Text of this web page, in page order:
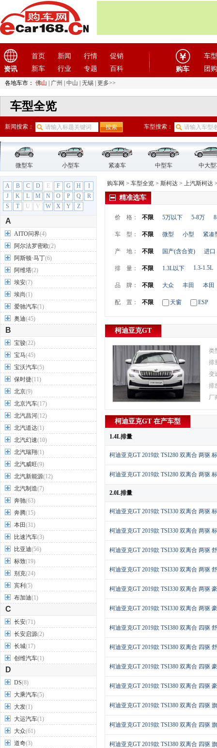
资讯
首页 新闻 行情
促销
新车
行业 专题 百科 购车
车型
团购
各地车市： 佛山 广州 中山 无锡 更多>>
车型全览
新闻搜索： 车型搜索：
微型车 小型车 紧凑车 中型车 中大
A B C D E F G H
I
J
K L M N O P Q
R
S
T U V W X Y Z
A
AITO问界(4)
阿尔法罗密欧(2)
阿斯顿·马丁(6)
阿维塔(2)
埃安(7)
埃尚(1)
爱驰汽车(1)
奥迪(45)
B
宝骏(22)
宝马(45)
宝沃汽车(5)
保时捷(11)
北京(9)
北京汽车(17)
北汽昌河(12)
北汽道达(1)
北汽幻速(10)
北汽瑞翔(1)
北汽威旺(9)
北汽新能源(12)
北汽制造(7)
奔驰(63)
奔腾(15)
本田(31)
比速汽车(3)
比亚迪(56)
标致(19)
别克(24)
宾利 (5)
布加迪(1)
C
长安(71)
长安启源(2)
长城(17)
创维汽车(1)
D
DS(8)
大乘汽车(5)
大发(1)
大运汽车(1)
大众(61)
道奇(3)
购车网 > 车型全览 > 斯柯达 > 上汽斯柯达
精准选车
价 格： 不限 5万以下 5-8万
车 型： 不限 微型 小型 紧凑
产 地： 不限 国产(含合资) 进口
排 量： 不限 1.3L以下 1.3-1.5L
品 牌： 不限 大众 丰田 本田
配 置： 不限 天窗 ESP
柯迪亚克GT
类
排
变
排
厂
柯迪亚克GT 在产车型
1.4L排量
柯迪亚克GT 2019款 TSI280 双离合 两驱
柯迪亚克GT 2019款 TSI280 双离合 两驱
2.0L排量
柯迪亚克GT 2019款 TSI330 双离合 两驱
柯迪亚克GT 2019款 TSI330 双离合 两驱
柯迪亚克GT 2019款 TSI330 双离合 两驱
柯迪亚克GT 2019款 TSI330 双离合 两驱
柯迪亚克GT 2019款 TSI330 双离合 两驱
柯迪亚克GT 2019款 TSI330 双离合 两驱
柯迪亚克GT 2019款 TSI380 双离合 四驱
柯迪亚克GT 2019款 TSI380 双离合 四驱
柯迪亚克GT 2019款 TSI380 双离合 四驱
柯迪亚克GT 2019款 TSI380 双离合 四驱
柯迪亚克GT 2019款 TSI380 双离合 四驱
柯迪亚克GT 2019款 TSI380 双离合 四驱
柯迪亚克GT 2019款 TSI380 双离合 四驱